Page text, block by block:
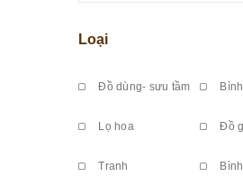
Loại
Đồ dùng- sưu tầm
Lọ hoa Đồ
Tranh